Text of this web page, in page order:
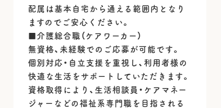
配属は基本自宅から通える範囲内となり
ますのでご安心ください。
■介護総合職（ケアワーカー）
無資格、未経験でのご応募が可能です。
個別対応・自立支援を重視し、利用者様の
快適な生活をサポートしていただきます。
資格取得により、生活相談員・ケアマネー
ジャーなどの福祉系専門職を目指される